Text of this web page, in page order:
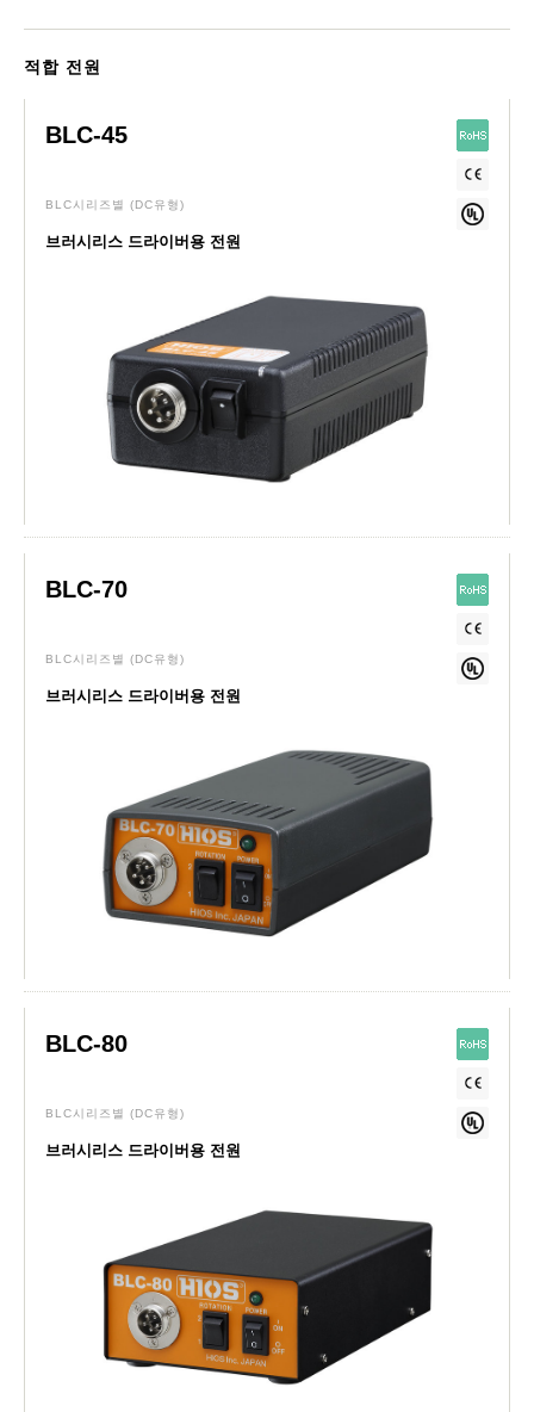
적합 전원
BLC-45
BLC시리즈별 (DC유형)
브러시리스 드라이버용 전원
BLC-70
BLC시리즈별 (DC유형)
브러시리스 드라이버용 전원
BLC-80
BLC시리즈별 (DC유형)
브러시리스 드라이버용 전원